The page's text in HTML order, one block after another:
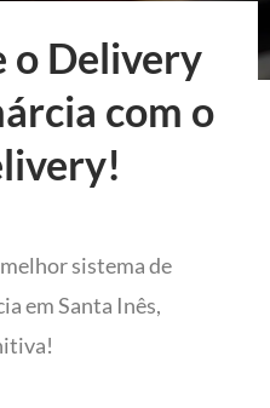
o Delivery
com o
sistema de
em Santa Inês,